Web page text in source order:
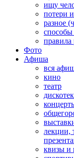
ищу
потери
разное
правила
Фото
Афиша
вся
кино
театр
лекции,
квизы и